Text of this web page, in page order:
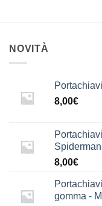
NOVITÀ
8,00€
8,00€
gomma -